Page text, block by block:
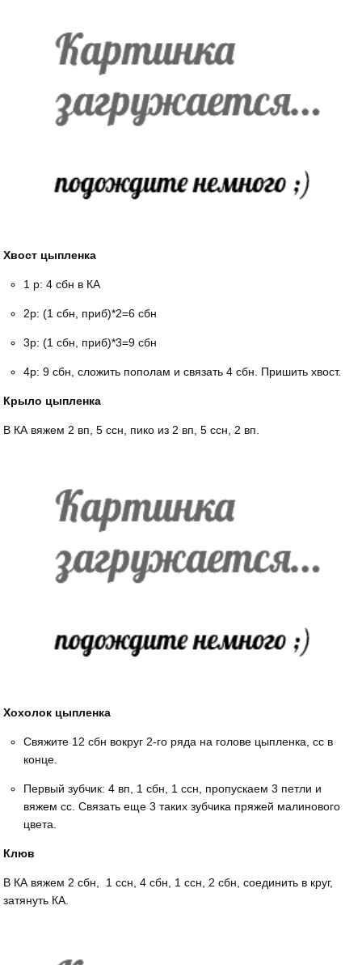
Хвост цыпленка
1 р: 4 сбн в КА
2р: (1 сбн, приб)*2=6 сбн
3р: (1 сбн, приб)*3=9 сбн
4р: 9 сбн, сложить пополам и связать 4 сбн. Пришить хвост.
Крыло цыпленка
В КА вяжем 2 вп, 5 ссн, пико из 2 вп, 5 ссн, 2 вп.
Хохолок цыпленка
Свяжите 12 сбн вокруг 2-го ряда на голове цыпленка, сс в
конце.
Первый зубчик: 4 вп, 1 сбн, 1 ссн, пропускаем 3 петли и
вяжем сс. Связать еще 3 таких зубчика пряжей малинового
цвета.
Клюв
В КА вяжем 2 сбн, 1 ссн, 4 сбн, 1 ссн, 2 сбн, соединить в круг,
затянуть КА.